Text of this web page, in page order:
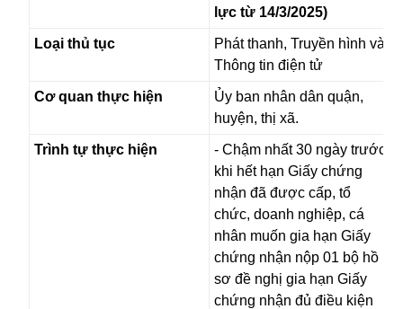
lực từ 14/3/2025)
Loại thủ tục
Phát thanh, Truyền hình và
Thông tin điện tử
Cơ quan thực hiện
Ủy ban nhân dân quận,
huyện, thị xã.
Trình tự thực hiện
- Chậm nhất 30 ngày trước
khi hết hạn Giấy chứng
nhận đã được cấp, tổ
chức, doanh nghiệp, cá
nhân muốn gia hạn Giấy
chứng nhận nộp 01 bộ hồ
sơ đề nghị gia hạn Giấy
chứng nhận đủ điều kiện